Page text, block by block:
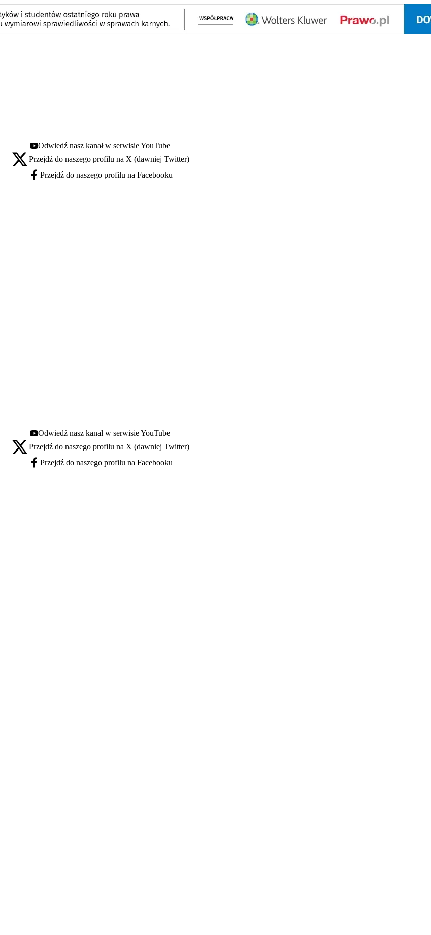
Youtube - otwiera się w nowej karcie
Odwiedź nasz kanał w serwisie YouTube
X - otwiera się w nowej karcie
Przejdź do naszego profilu na X (dawniej Twitter)
Facebook - otwiera się w nowej karcie
Przejdź do naszego profilu na Facebooku
Youtube - otwiera się w nowej karcie
Odwiedź nasz kanał w serwisie YouTube
X - otwiera się w nowej karcie
Przejdź do naszego profilu na X (dawniej Twitter)
Facebook - otwiera się w nowej karcie
Przejdź do naszego profilu na Facebooku